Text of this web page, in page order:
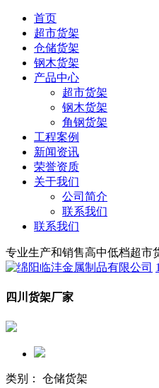
首页
超市货架
仓储货架
钢木货架
产品中心
超市货架
钢木货架
角钢货架
工程案例
新闻资讯
荣誉资质
关于我们
公司简介
联系我们
联系我们
专业生产和销售高中低档超市
四川货架厂家
类别： 仓储货架